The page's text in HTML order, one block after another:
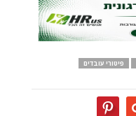
פיטורי עובדים